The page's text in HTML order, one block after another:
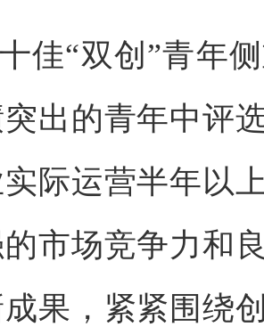
佳“双创”青年
出的青年中评
际运营半年以
市场竞争力和
果，紧紧围绕